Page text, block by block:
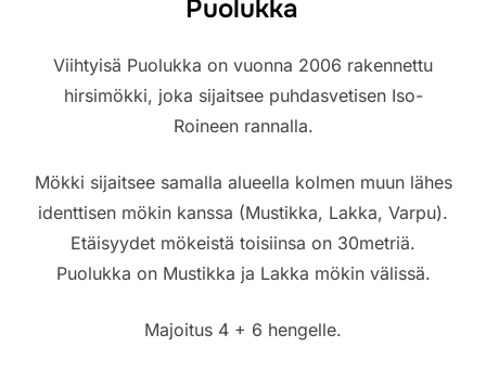
Puolukka
Viihtyisä Puolukka on vuonna 2006 rakennettu
hirsimökki, joka sijaitsee puhdasvetisen Iso-
Roineen rannalla.
Mökki sijaitsee samalla alueella kolmen muun lähes
identtisen mökin kanssa (Mustikka, Lakka, Varpu).
Etäisyydet mökeistä toisiinsa on 30metriä.
Puolukka on Mustikka ja Lakka mökin välissä.
Majoitus 4 + 6 hengelle.